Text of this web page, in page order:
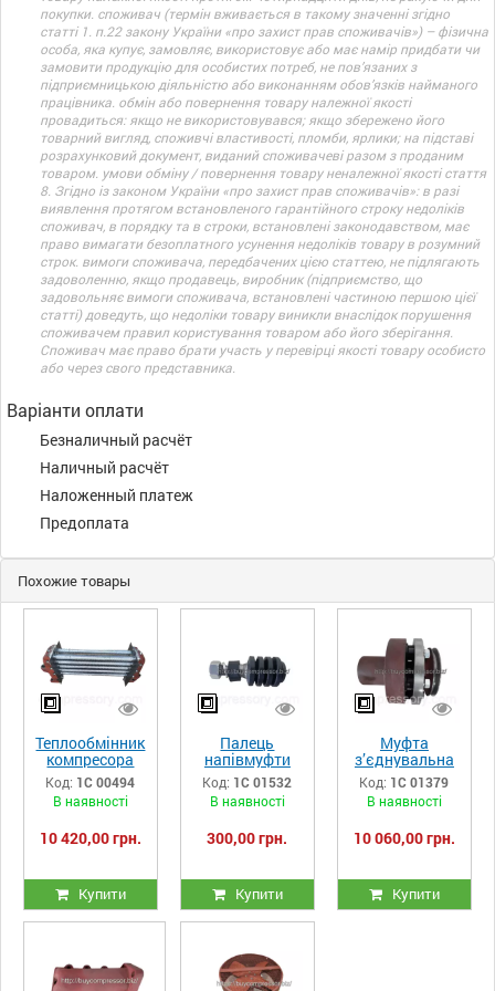
покупки. споживач (термін вживається в такому значенні згідно
статті 1. п.22 закону України «про захист прав споживачів») – фізична
особа, яка купує, замовляє, використовує або має намір придбати чи
замовити продукцію для особистих потреб, не пов’язаних з
підприємницькою діяльністю або виконанням обов’язків найманого
працівника. обмін або повернення товару належної якості
провадиться: якщо не використовувався; якщо збережено його
товарний вигляд, споживчі властивості, пломби, ярлики; на підставі
розрахунковий документ, виданий споживачеві разом з проданим
товаром. умови обміну / повернення товару неналежної якості стаття
8. Згідно із законом України «про захист прав споживачів»: в разі
виявлення протягом встановленого гарантійного строку недоліків
споживач, в порядку та в строки, встановлені законодавством, має
право вимагати безоплатного усунення недоліків товару в розумний
строк. вимоги споживача, передбачених цією статтею, не підлягають
задоволенню, якщо продавець, виробник (підприємство, що
задовольняє вимоги споживача, встановлені частиною першою цієї
статті) доведуть, що недоліки товару виникли внаслідок порушення
споживачем правил користування товаром або його зберігання.
Споживач має право брати участь у перевірці якості товару особисто
або через свого представника.
Варіанти оплати
Безналичный расчёт
Наличный расчёт
Наложенный платеж
Предоплата
Похожие товары
Теплообмінник
компресора
ПК, ПКС, ПКСД
33.03.00.00-
023сб
Код: 1С 00494
В наявності
10 420,00 грн.
Купити
Палець
напівмуфти
компресора
ПК, ПКС, ПКСД
33.04.01.00-
Код: 1С 01532
В наявності
300,00 грн.
Купити
Муфта
з’єднувальна
компресора
ПК, ПКС
33.04.00.00-
Код: 1С 01379
В наявності
10 060,00 грн.
Купити